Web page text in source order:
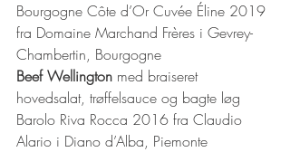
Bourgogne Côte d’Or Cuvée Éline 2019
fra Domaine Marchand Frères i Gevrey-
Chambertin, Bourgogne
Beef Wellington med braiseret
hovedsalat, trøffelsauce og bagte løg
Barolo Riva Rocca 2016 fra Claudio
Alario i Diano d’Alba, Piemonte